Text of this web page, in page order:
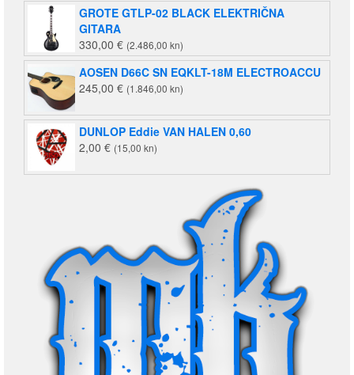
GROTE GTLP-02 BLACK ELEKTRIČNA
GITARA
330,00 € (2.486,00 kn)
AOSEN D66C SN EQKLT-18M ELECTROACCU
245,00 € (1.846,00 kn)
DUNLOP Eddie VAN HALEN 0,60
2,00 € (15,00 kn)